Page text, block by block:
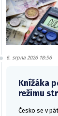
6. srpna 2026 18:56
Knížáka
režimu
Česko se v